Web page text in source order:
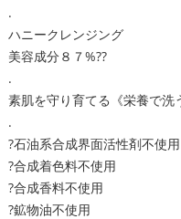
.
ハニークレンジング
美容成分８７%??
.
素肌を守り育てる《栄養で洗
.
?石油系合成界面活性剤不使用
?合成着色料不使用
?合成香料不使用
?鉱物油不使用